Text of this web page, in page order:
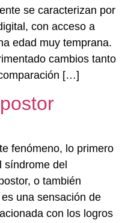
se caracterizan por
con acceso a
edad muy temprana.
cambios tanto
[…]
fenómeno, lo primero
síndrome del
o también
una sensación de
con los logros